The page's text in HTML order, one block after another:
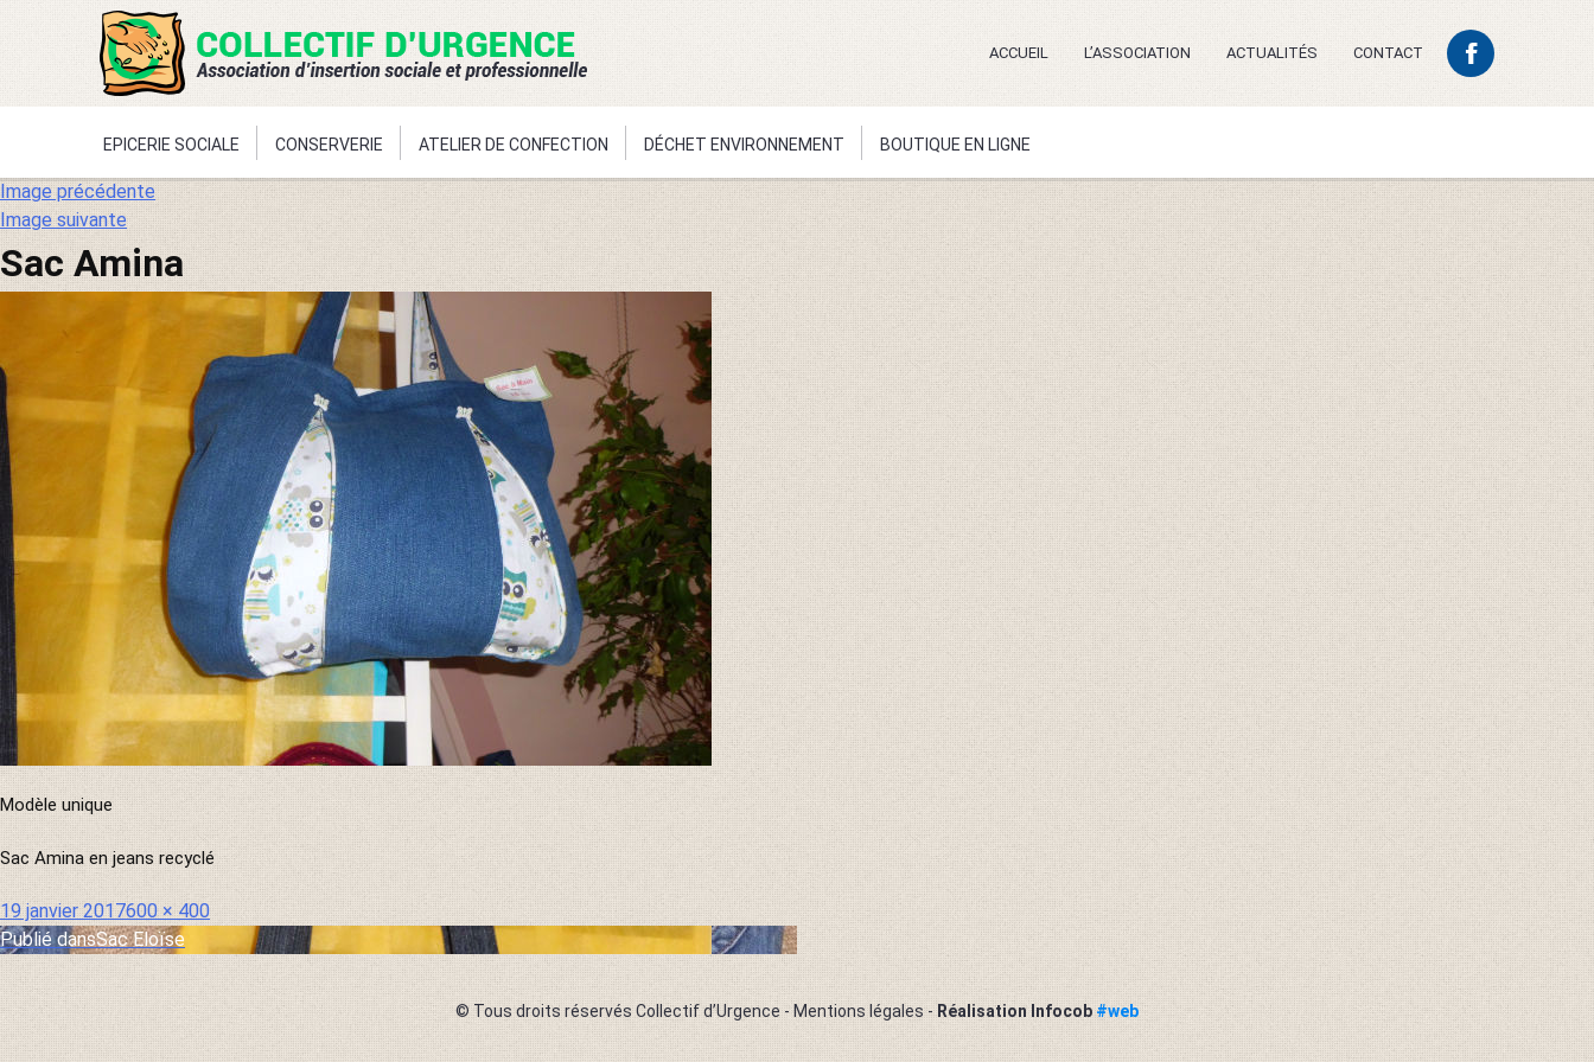
Numérique
Atelier
Gazette
Aller
au
contenu
ACCUEIL L’ASSOCIATION ACTUALITÉS CONTACT
EPICERIE SOCIALE CONSERVERIE ATELIER DE CONFECTION DÉCHET ENVIRONNEMENT BOUTIQUE EN LIGNE
Image précédente
Image suivante
Sac Amina
Modèle unique
Sac Amina en jeans recyclé
Publié
le
19 janvier 2017Taille
réelle
600 × 400
Navigation
de
l’article
Publié dansSac Eloïse
© Tous droits réservés Collectif d’Urgence -Mentions légales-Réalisation Infocob#web